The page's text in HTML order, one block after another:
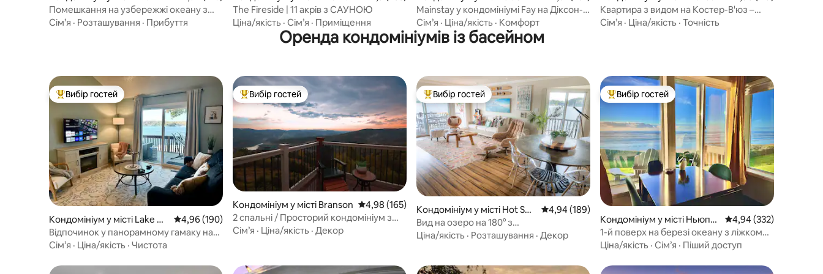
ok
Помешкання на узбережжі океану з
видом на Три арки
Сім’я · Розташування · Прибуття
bors
The Fireside | 11 акрів з САУНОЮ
Ціна/якість · Сім’я · Приміщення
ь
Mainstay у кондомініумі Fay на Діксон-
стріт
Сім’я · Ціна/якість · Комфорт
Квартира з видом на Костер-В'юз –
SDC 2 милі – Лейк-Індіан-Пойнт –
Сім’я · Ціна/якість · Точність
Оренда кондомініумів із басейном
Топ вибір гостей
Вибір гостей
Кондомініум у місті Lake Oz
ark
Середня оцінка: 4,96 з 5, відгуки: 190
4,96 (190)
Відпочинок у панорамному гамаку на
березі озера + басейн із солоною
Сім’я · Ціна/якість · Чистота
Топ вибір гостей
Вибір гостей
Кондомініум у місті Branson Середня оцінка: 4,98 з 5, відгуки: 165
4,98 (165)
2 спальні / Просторий кондомініум з
дивовижним видом на гори
Сім’я · Ціна/якість · Декор
Топ вибір гостей
Вибір гостей
Кондомініум у місті Hot Spri
ngs
Середня оцінка: 4,94 з 5, відгуки: 189
4,94 (189)
Вид на озеро на 180° з
велотренажером/басейном
Ціна/якість · Розташування · Декор
Топ вибір гостей
Вибір гостей
Кондомініум у місті Ньюпо
рт
Середня оцінка: 4,94
4,94 (332)
1-й поверх на березі океану з ліжком
розміру King size, гідромасажною
Ціна/якість · Сім’я · Піший доступ